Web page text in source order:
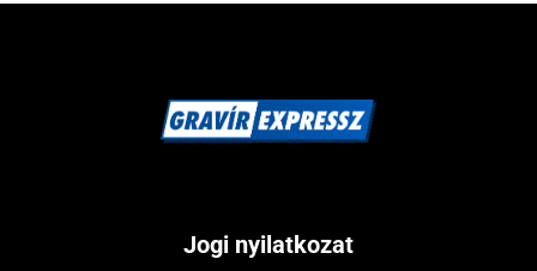
Jogi nyilatkozat